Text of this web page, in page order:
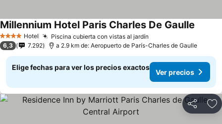
4 EstrellasHotel Piscina cubierta con vistas al jardín
Millennium Hotel Paris Charles De Gaulle
6,3 7.292 a 2.9 km de: Aeropuerto de París-Charles de Gaulle
Elige fechas para ver los precios exactos
Ver precios
Compartir